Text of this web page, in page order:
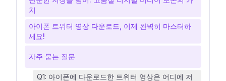
치
아이폰 트위터 영상 다운로드, 이제 완벽히 마스터하
세요!
자주 묻는 질문
Q1: 아이폰에 다운로드한 트위터 영상은 어디에 저